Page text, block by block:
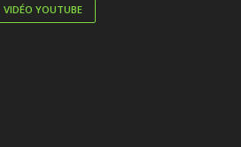
VIDÉO YOUTUBE